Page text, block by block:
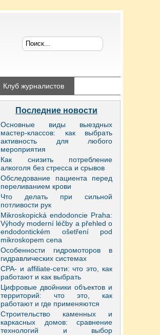
Клуб журналистов
Последние новости
Основные виды выездных
мастер-классов: как выбрать
активность для любого
мероприятия
Как снизить потребление
алкоголя без стресса и срывов
Обследование пациента перед
переливанием крови
Что делать при сильной
потливости рук
Mikroskopická endodoncie Praha:
Výhody moderní léčby a přehled o
endodontickém ošetření pod
mikroskopem cena
Особенности гидромоторов в
гидравлических системах
CPA- и affiliate-сети: что это, как
работают и как выбрать
Цифровые двойники объектов и
территорий: что это, как
работают и где применяются
Строительство каменных и
каркасных домов: сравнение
технологий и выбор